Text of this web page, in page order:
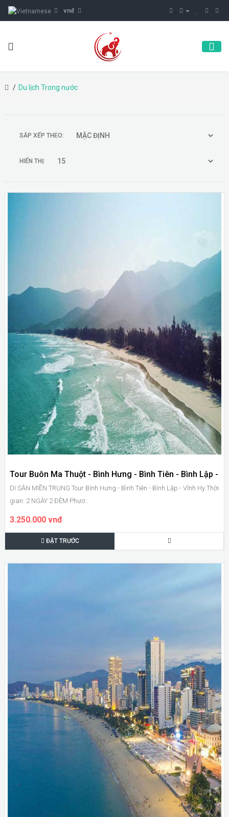
vnđ
Du lịch Trong nước
SẮP XẾP THEO:
HIỂN THỊ:
Tour Buôn Ma Thuột - Bình Hưng - Bình Tiên - Bình Lập -
Vĩnh Hy
DI SẢN MIỀN TRUNG Tour Bình Hưng - Bình Tiên - Bình Lập - Vĩnh Hy Thời
gian: 2 NGÀY 2 ĐÊM Phươ..
3.250.000 vnđ
ĐẶT TRƯỚC